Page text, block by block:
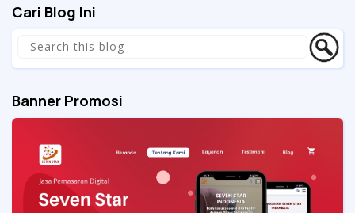
Cari Blog Ini
Banner Promosi